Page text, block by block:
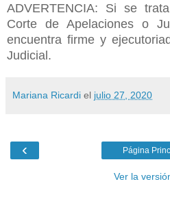
ADVERTENCIA: Si se
Corte de Apelaciones o
encuentra firme y
Judicial.
Mariana Ricardi el julio 27, 2020
‹ Página
Ver la